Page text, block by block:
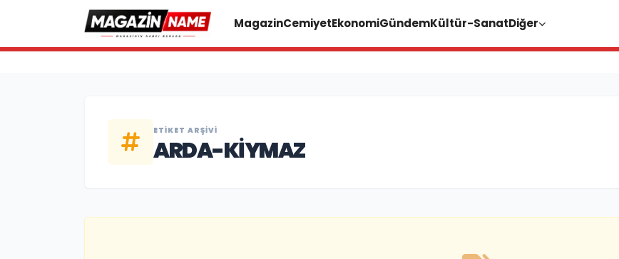
MagazinCemiyetEkonomiGündemKültür-SanatDiğer
ETIKET ARŞIVI
ARDA-KIYMAZ